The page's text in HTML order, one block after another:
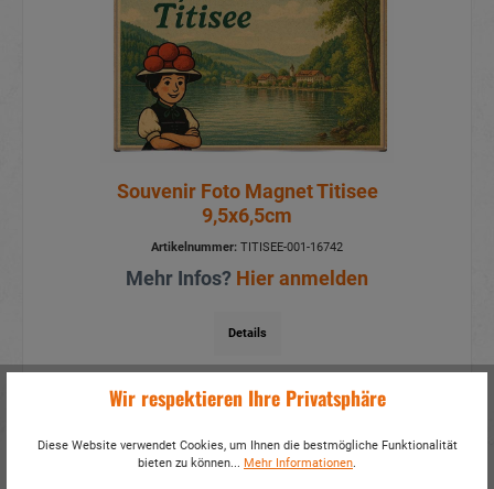
Souvenir Foto Magnet Titisee
9,5x6,5cm
Artikelnummer: TITISEE-001-16742
Mehr Infos? Hier anmelden
Details
Wir respektieren Ihre Privatsphäre
Diese Website verwendet Cookies, um Ihnen die bestmögliche Funktionalität
bieten zu können... Mehr Informationen.